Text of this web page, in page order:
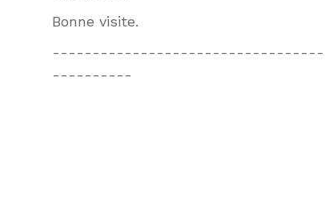
Bonne visite.
----------